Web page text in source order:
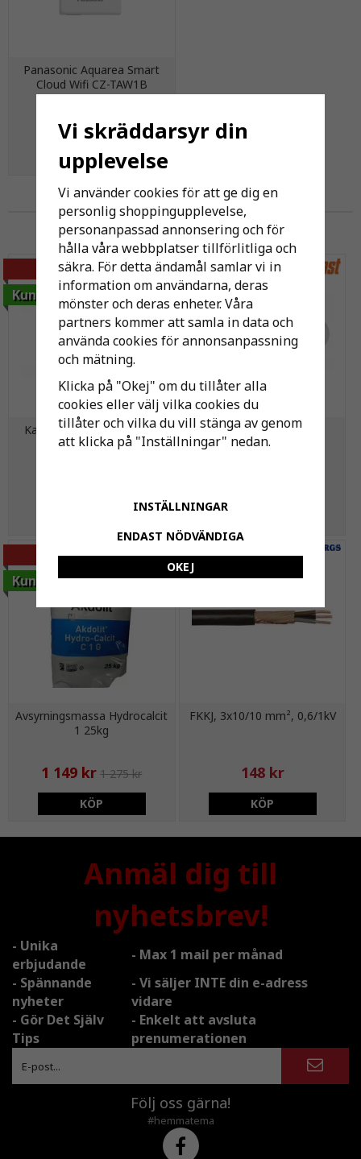
Panasonic Aquarea Smart
Cloud Wifi CZ-TAW1B
2 388 kr
KÖP
Andra har även köpt
Kaliumpermanganat 500g
-37%
Kundfavorit
Täckbricka
id=22mm/yd=48mm
Avsyrningsmassa Hydrocalcit
1 25kg
-10%
Kundfavorit
1 149 kr 1 275 kr
KÖP
FKKJ, 3x10/10 mm², 0,6/1kV
148 kr
KÖP
Anmäl dig till
nyhetsbrev!
- Unika
erbjudande
- Max 1 mail per månad
- Spännande
nyheter
- Vi säljer INTE din e-adress
vidare
- Gör Det Själv
Tips
- Enkelt att avsluta
prenumerationen
Följ oss gärna!
#hemmatema
Vi skräddarsyr din
upplevelse
Vi använder cookies för att ge dig en
personlig shoppingupplevelse,
personanpassad annonsering och för
hålla våra webbplatser tillförlitliga och
säkra. För detta ändamål samlar vi in
information om användarna, deras
mönster och deras enheter. Våra
partners kommer att samla in data och
använda cookies för annonsanpassning
och mätning.
Klicka på "Okej" om du tillåter alla
cookies eller välj vilka cookies du
tillåter och vilka du vill stänga av genom
att klicka på "Inställningar" nedan.
INSTÄLLNINGAR
ENDAST NÖDVÄNDIGA
OKEJ